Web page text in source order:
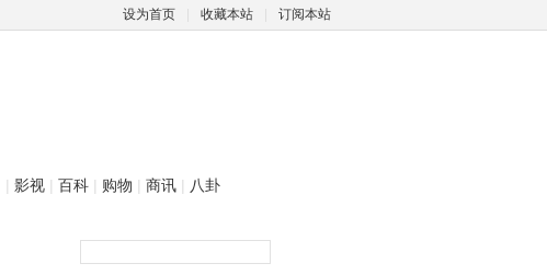
设为首页 收藏本站 订阅本站
| 影视 | 百科 | 购物 | 商讯 | 八卦